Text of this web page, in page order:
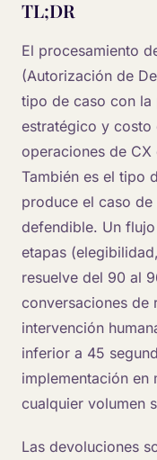
TL;DR
El procesamiento
(Autorización de
tipo de caso con
estratégico y costo
operaciones de
También es el tipo
produce el caso
defendible. Un
etapas
resuelve del 90 al
conversaciones de
intervención
inferior a 45
implementación en
cualquier volumen
Las devoluciones